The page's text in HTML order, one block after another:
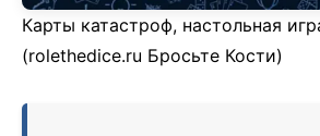
Карты катастроф, настольная
(rolethedice.ru Бросьте Кости)